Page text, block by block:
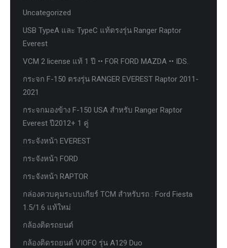
Uncategorized
USB TypeA และ TypeC แท้ตรงรุ่น Ranger Raptor
Everest
VCM 2 license แท้ 1 ปี •• FOR FORD MAZDA •• IDS.
กระจก F-150 ตรงรุ่น RANGER EVEREST Raptor 2011-
2021
กระจกมองข้าง F-150 USA สำหรับ Ranger Raptor
Everest ปี2012+ 1 คู่
กระจังหน้า EVEREST
กระจังหน้า FORD
กระจังหน้า RAPTOR
กล่องควบคุมระบบเกียร์ TCM สำหรับรถ : Ford Fiesta
1.5/1.6 แท้ใหม่
กล้องติดรถยนต์
กล้องติดรถยนต์ VIOFO รุ่น A129 Duo